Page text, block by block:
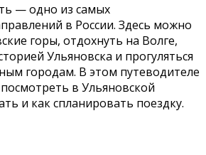
— одно из самых
в России. Здесь можно
горы, отдохнуть на Волге,
Ульяновска и прогуляться
городам. В этом путеводителе
в Ульяновской
и как спланировать поездку.